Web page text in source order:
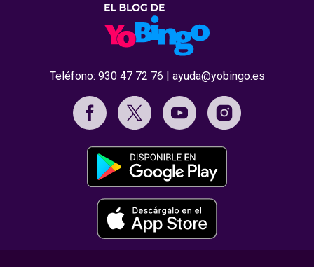
Teléfono: 930 47 72 76 ayuda@yobingo.es